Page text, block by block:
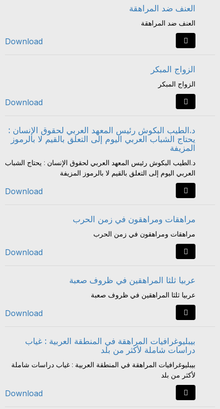
العنف ضد المراهقة
العنف ضد المراهقة
Download
الزواج المبكر
الزواج المبكر
Download
د.الطيب البكوش رئيس المعهد العربي لحقوق الإنسان :
يحتاج الشباب العربي اليوم إلى التعلق بالقيم لا بالرموز
المزيفة
د.الطيب البكوش رئيس المعهد العربي لحقوق الإنسان : يحتاج الشباب
العربي اليوم إلى التعلق بالقيم لا بالرموز المزيفة
Download
مراهقات ومراهقون في زمن الحرب
مراهقات ومراهقون في زمن الحرب
Download
عربيا ثلثا المراهقين في ظروف صعبة
عربيا ثلثا المراهقين في ظروف صعبة
Download
بيبليوغرافيات المراهقة في المنطقة العربية : غياب
دراسات شاملة لأكثر من بلد
بيبليوغرافيات المراهقة في المنطقة العربية : غياب دراسات شاملة
لأكثر من بلد
Download